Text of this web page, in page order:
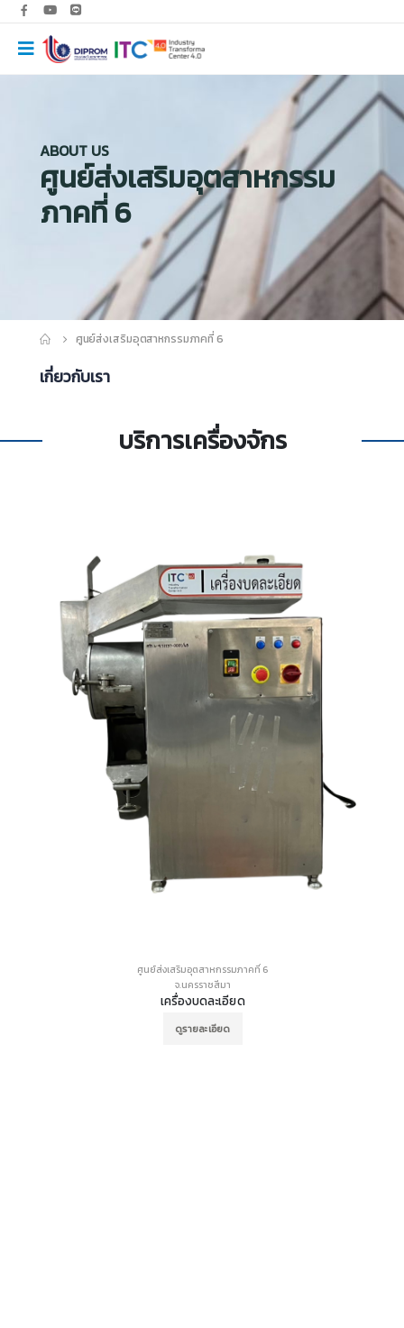
ABOUT US
ศูนย์ส่งเสริมอุตสาหกรรม
ภาคที่ 6
ศูนย์ส่งเสริมอุตสาหกรรมภาคที่ 6
เกี่ยวกับเรา
บริการเครื่องจักร
ศูนย์ส่งเสริมอุตสาหกรรมภาคที่ 6
จ.นครราชสีมา
เครื่องบดละเอียด
ดูรายละเอียด